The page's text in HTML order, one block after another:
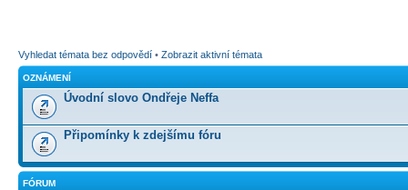
Vyhledat témata bez odpovědí • Zobrazit aktivní témata
OZNÁMENÍ
Úvodní slovo Ondřeje Neffa
Připomínky k zdejšímu fóru
FÓRUM